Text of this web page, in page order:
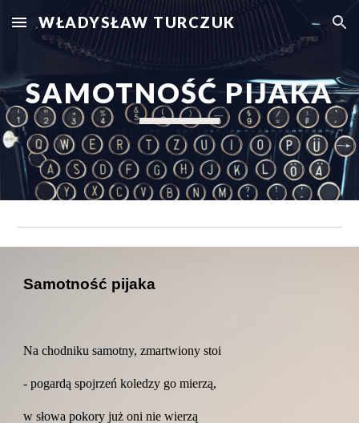
Skip to main content Skip to navigation
WŁADYSŁAW TURCZUK
SAMOTNOŚĆ PIJAKA
Samotność pijaka
Na chodniku samotny, zmartwiony stoi
- pogardą spojrzeń koledzy go mierzą,
w słowa pokory już oni nie wierzą